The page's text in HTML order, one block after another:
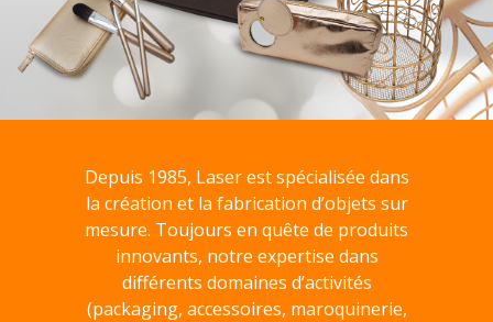
Depuis 1985, Laser est spécialisée dans
la création et la fabrication d’objets sur
mesure. Toujours en quête de produits
innovants, notre expertise dans
différents domaines d’activités
(packaging, accessoires, maroquinerie,